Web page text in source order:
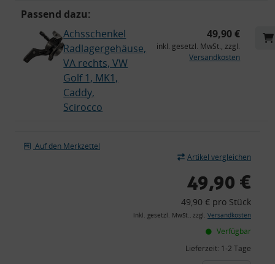
Passend dazu:
Achsschenkel
Radlagergehäuse,
VA rechts, VW
Golf 1, MK1,
Caddy,
Scirocco
49,90 €
inkl. gesetzl. MwSt., zzgl.
Versandkosten
Auf den Merkzettel
Artikel vergleichen
49,90 €
49,90 € pro Stück
inkl. gesetzl. MwSt., zzgl. Versandkosten
Verfügbar
Lieferzeit: 1-2 Tage